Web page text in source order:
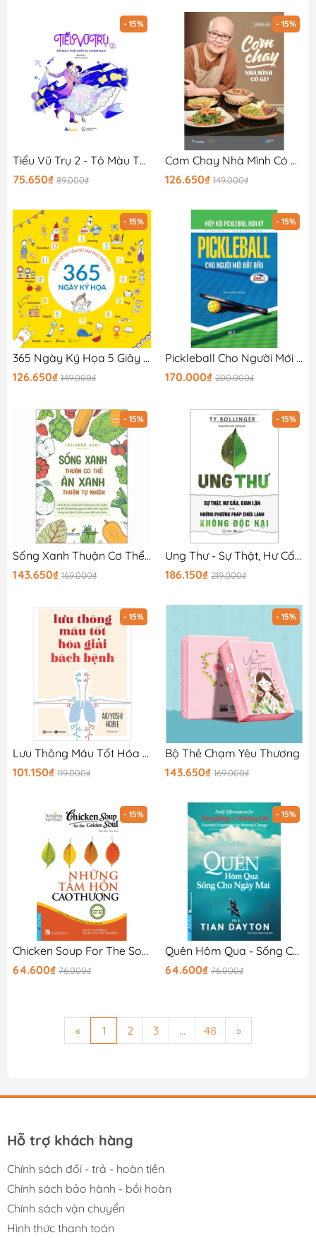
- 15%
Tiểu Vũ Trụ 2 - Tô Màu Thế Giới 12 Chòm Sao
75.650₫ 89.000₫
- 15%
Cơm Chay Nhà Mình Có Gì?
126.650₫ 149.000₫
- 15%
365 Ngày Ký Họa 5 Giây Vẽ Tất Tần Tật Mọi Thứ Trên Đời
126.650₫ 149.000₫
- 15%
Pickleball Cho Người Mới Bắt Đầu
170.000₫ 200.000₫
- 15%
Sống Xanh Thuận Cơ Thể - Ăn Xanh Thuận Tự Nhiên
143.650₫ 169.000₫
- 15%
Ung Thư - Sự Thật, Hư Cấu Và Gian Lận Và Những Phương Pháp Chữa Bệnh Không Độc Hại (Tái Bản 2025)
186.150₫ 219.000₫
- 15%
Lưu Thông Máu Tốt Hóa Giải Bách Bệnh (Tái Bản 2024)
101.150₫ 119.000₫
- 15%
Bộ Thẻ Chạm Yêu Thương
143.650₫ 169.000₫
- 15%
Chicken Soup For The Soul 8 - Những Tâm Hồn Cao Thượng (Tái Bản 2024)
64.600₫ 76.000₫
- 15%
Quên Hôm Qua - Sống Cho Ngày Mai
64.600₫ 76.000₫
« 1 2 3 ... 48 »
Hỗ trợ khách hàng
Chính sách đổi - trả - hoàn tiền
Chính sách bảo hành - bồi hoàn
Chính sách vận chuyển
Hình thức thanh toán